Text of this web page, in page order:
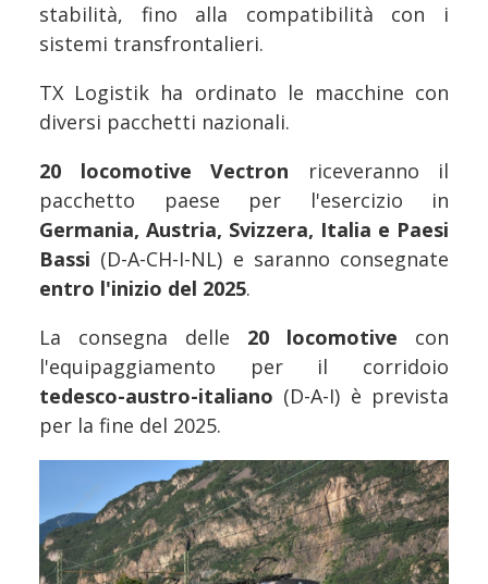
stabilità, fino alla compatibilità con i
sistemi transfrontalieri.
TX Logistik ha ordinato le macchine con
diversi pacchetti nazionali.
20 locomotive Vectron
riceveranno il
pacchetto paese per l'esercizio in
Germania, Austria, Svizzera, Italia e Paesi
Bassi (D-A-CH-I-NL) e saranno consegnate
entro l'inizio del 2025.
La consegna delle 20 locomotive con
l'equipaggiamento per il corridoio
tedesco-austro-italiano (D-A-I) è prevista
per la fine del 2025.